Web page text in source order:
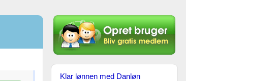
Klar lønnen med Danløn